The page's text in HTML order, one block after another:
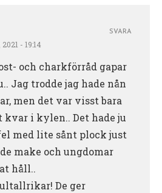
- 19:14
och charkförråd gapar
Jag trodde jag hade nån
men det var visst bara
kvar i kylen.. Det hade ju
med lite sånt plock just
make och ungdomar
håll..
De ger
SVARA